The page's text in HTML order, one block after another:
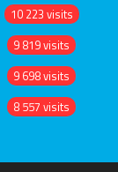
10 223 visits
9 819 visits
9 698 visits
8 557 visits